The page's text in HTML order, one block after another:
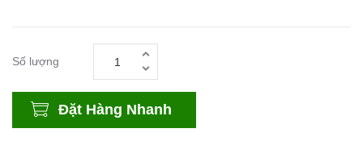
Số lượng
Đặt Hàng Nhanh